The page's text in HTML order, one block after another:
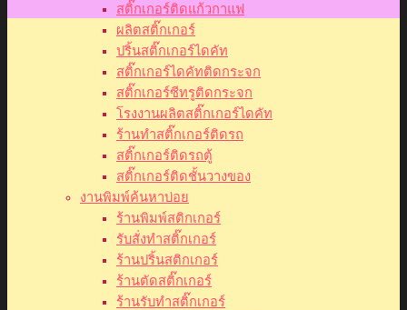
สติ๊กเกอร์ติดแก้วกาแฟ
ผลิตสติ๊กเกอร์
ปริ้นสติ๊กเกอร์ไดคัท
สติ๊กเกอร์ไดคัทติดกระจก
สติ๊กเกอร์ซีทรูติดกระจก
โรงงานผลิตสติ๊กเกอร์ไดคัท
ร้านทำสติ๊กเกอร์ติดรถ
สติ๊กเกอร์ติดรถตู้
สติ๊กเกอร์ติดชั้นวางของ
งานพิมพ์ค้นหาบ่อย
ร้านพิมพ์สติกเกอร์
รับสั่งทำสติ๊กเกอร์
ร้านปริ้นสติกเกอร์
ร้านตัดสติ๊กเกอร์
ร้านรับทำสติ๊กเกอร์